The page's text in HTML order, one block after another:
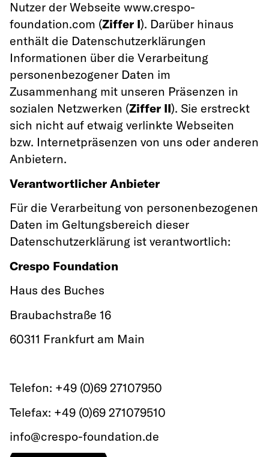
Nutzer der Webseite www.crespo-
foundation.com (Ziffer I). Darüber hinaus
enthält die Datenschutzerklärungen
Informationen über die Verarbeitung
personenbezogener Daten im
Zusammenhang mit unseren Präsenzen in
sozialen Netzwerken (Ziffer II). Sie erstreckt
sich nicht auf etwaig verlinkte Webseiten
bzw. Internetpräsenzen von uns oder anderen
Anbietern.
Verantwortlicher Anbieter
Für die Verarbeitung von personenbezogenen
Daten im Geltungsbereich dieser
Datenschutzerklärung ist verantwortlich:
Crespo Foundation
Haus des Buches
Braubachstraße 16
60311 Frankfurt am Main
Telefon: +49 (0)69 27107950
Telefax: +49 (0)69 271079510
info@crespo-foundation.de